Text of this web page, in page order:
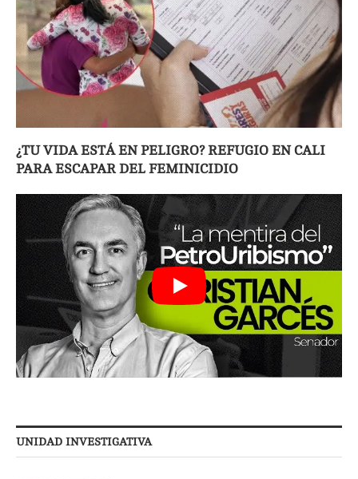
¿TU VIDA ESTÁ EN PELIGRO? REFUGIO EN CALI
PARA ESCAPAR DEL FEMINICIDIO
UNIDAD INVESTIGATIVA